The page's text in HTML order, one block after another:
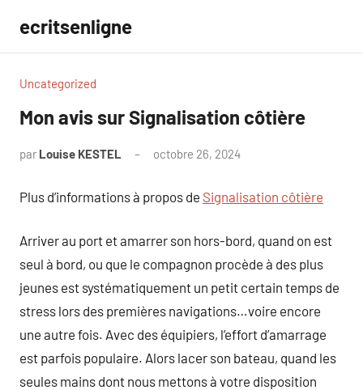
contenu
ecritsenligne
Uncategorized
Mon avis sur Signalisation côtière
par Louise KESTEL octobre 26, 2024
Plus d’informations à propos de Signalisation côtière
Arriver au port et amarrer son hors-bord, quand on est
seul à bord, ou que le compagnon procède à des plus
jeunes est systématiquement un petit certain temps de
stress lors des premières navigations…voire encore
une autre fois. Avec des équipiers, l’effort d’amarrage
est parfois populaire. Alors lacer son bateau, quand les
seules mains dont nous mettons à votre disposition